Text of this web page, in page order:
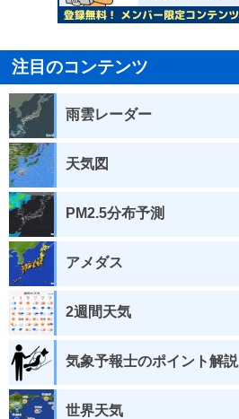
注目のコンテンツ
雨雲レーダー
天気図
PM2.5分布予測
アメダス
2週間天気
気象予報士のポイント解説
世界天気